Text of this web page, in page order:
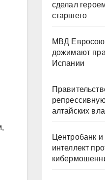
сделал
старшего
МВД
дожимают
Испании
алтайских
Центробанк
интеллект